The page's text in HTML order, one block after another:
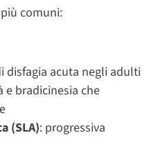
comuni:
disfagia acuta negli adulti
e bradicinesia che
(SLA): progressiva